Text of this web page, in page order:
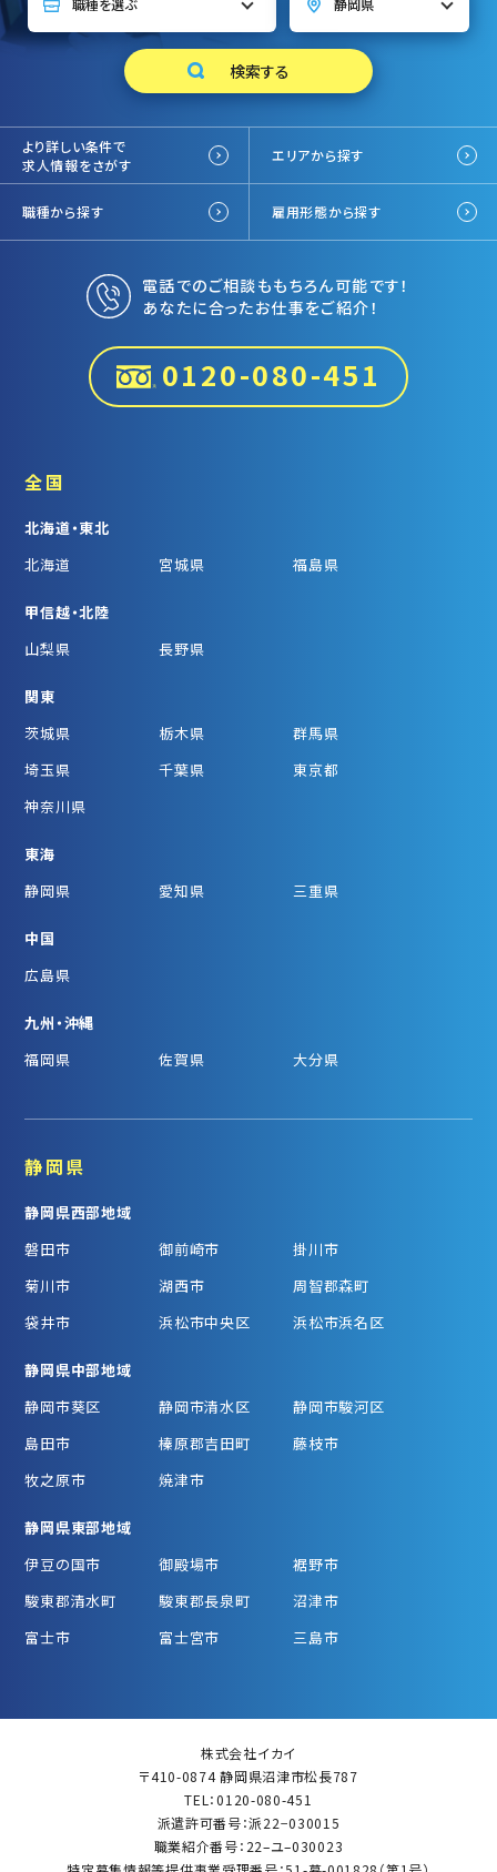
より詳しい条件で
求人情報をさがす
エリアから探す
職種から探す 雇用形態から探す
電話でのご相談ももちろん可能です！
あなたに合ったお仕事をご紹介！
0120-080-451
全国
北海道・東北
北海道
宮城県 福島県
甲信越・北陸
山梨県
長野県
関東
茨城県
栃木県
群馬県
埼玉県
千葉県
東京都
神奈川県
東海
静岡県
愛知県 三重県
中国
広島県
九州・沖縄
福岡県
佐賀県 大分県
静岡県
静岡県西部地域
磐田市
御前崎市
掛川市
菊川市
湖西市
周智郡森町
袋井市
浜松市中央区 浜松市浜名区
静岡県中部地域
静岡市葵区
静岡市清水区
静岡市駿河区
島田市
榛原郡吉田町
藤枝市
牧之原市
焼津市
静岡県東部地域
伊豆の国市
御殿場市
裾野市
駿東郡清水町
駿東郡長泉町
沼津市
富士市
富士宮市 三島市
株式会社イカイ
〒410-0874 静岡県沼津市松長787
TEL：0120-080-451
派遣許可番号：派22−030015
職業紹介番号：22–ユ–030023